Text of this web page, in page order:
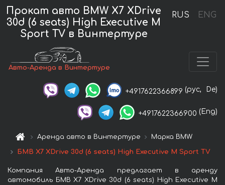
RUS ENG
Прокат авто BMW X7 XDrive
30d (6 seats) High Executive M
Sport TV в Винтертуре
Авто-Аренда в Винтертуре
+4917622366899 (рус, De)
+4917622366900 (Eng)
Аренда авто в Винтертуре Марка BMW
БМВ X7 XDrive 30d (6 seats) High Executive M Sport TV
Компания Авто-Аренда предлагает в аренду
автомобиль БМВ X7 XDrive 30d (6 seats) High Executive M